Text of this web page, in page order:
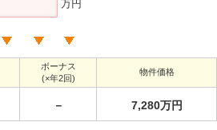
万円
ボーナス
(×年2回)
物件価格
－ 7,280万円